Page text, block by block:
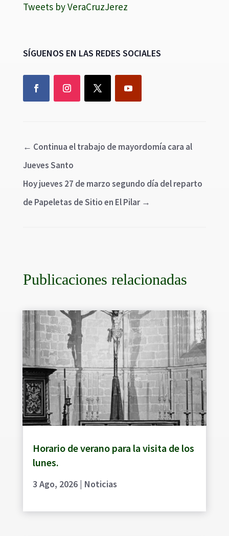
Tweets by VeraCruzJerez
SÍGUENOS EN LAS REDES SOCIALES
← Continua el trabajo de mayordomía cara al
Jueves Santo
Hoy jueves 27 de marzo segundo día del reparto
de Papeletas de Sitio en El Pilar→
Publicaciones relacionadas
Horario de verano para la visita de los
lunes.
3 Ago, 2026| Noticias